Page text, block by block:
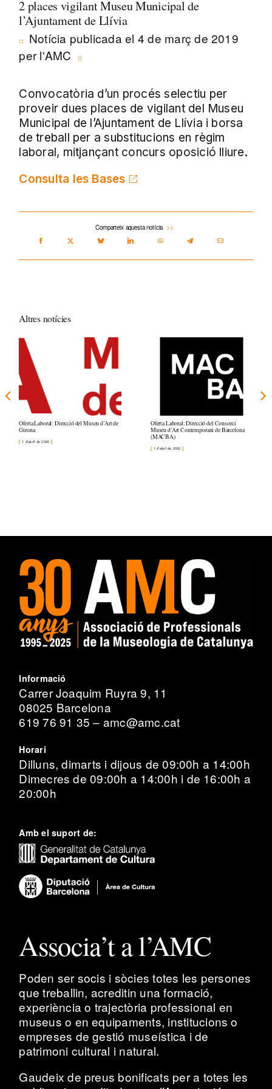
2 places vigilant Museu Municipal de
l’Ajuntament de Llívia
Notícia publicada el 4 de març de 2019
per l'AMC
Convocatòria d’un procés selectiu per
proveir dues places de vigilant del Museu
Municipal de l’Ajuntament de Llívia i borsa
de treball per a substitucions en règim
laboral, mitjançant concurs oposició lliure.
Consulta les Bases
Comparteix aquesta notícia
Altres notícies
Oferta Laboral: Direcció del Museu d’Art de
Girona
1 d'abril de 2026
Oferta Laboral: Direcció del Consorci
Museu d’Art Contemporani de Barcelona
(MACBA)
1 d'abril de 2026
Informació
Carrer Joaquim Ruyra 9, 11
08025 Barcelona
619 76 91 35 – amc@amc.cat
Horari
Dilluns, dimarts i dijous de 09:00h a 14:00h
Dimecres de 09:00h a 14:00h i de 16:00h a
20:00h
Amb el suport de:
Associa’t a l’AMC
Poden ser socis i sòcies totes les persones
que treballin, acreditin una formació,
experiència o trajectòria professional en
museus o en equipaments, institucions o
empreses de gestió museística i de
patrimoni cultural i natural.
Gaudeix de preus bonificats per a totes les